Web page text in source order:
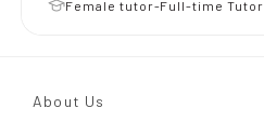
Female tutor-Full-time Tutor
About Us